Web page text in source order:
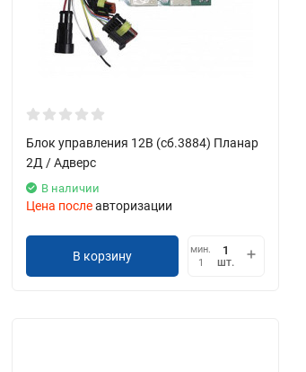
Блок управления 12В (сб.3884) Планар
2Д / Адверс
В наличии
Цена послеавторизации
В корзину
мин.
1
шт.